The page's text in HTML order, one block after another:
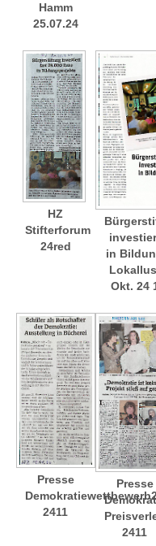
Hamm
25.07.24
HZ
Stifterforum
24red
in
Okt. 24
Presse
2411
Presse
2411